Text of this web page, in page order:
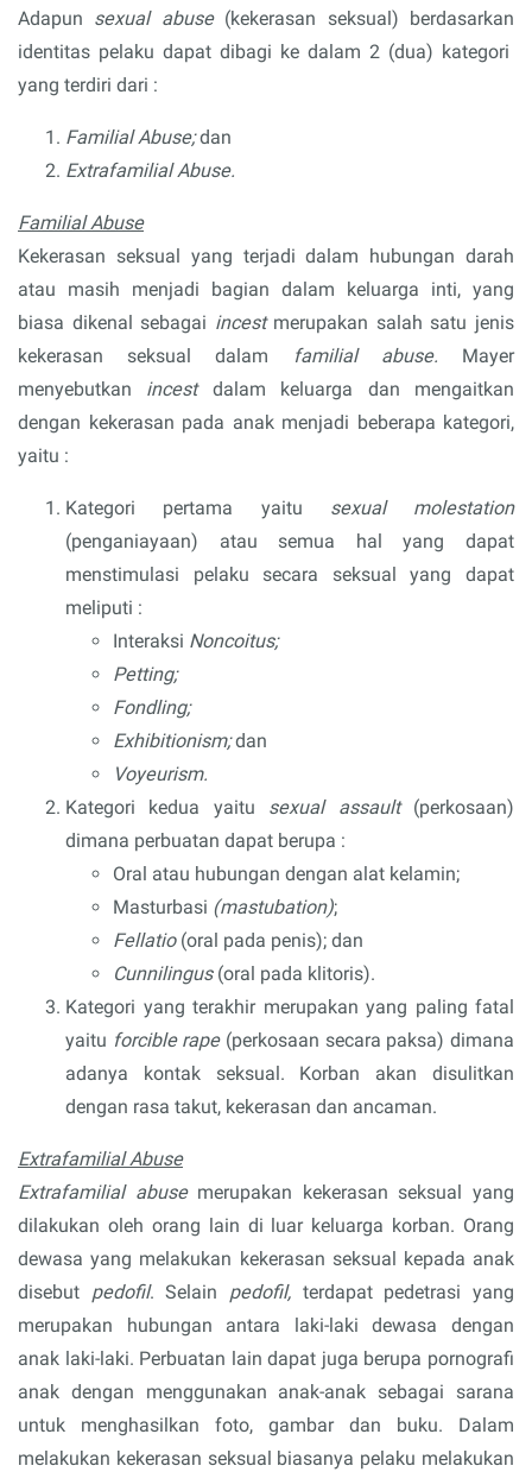
Adapun sexual abuse(kekerasan seksual) berdasarkan
identitas pelaku dapat dibagi ke dalam 2 (dua) kategori
yang terdiri dari :
Familial Abuse;dan
Extrafamilial Abuse.
Familial Abuse
Kekerasan seksual yang terjadi dalam hubungan darah
atau masih menjadi bagian dalam keluarga inti, yang
biasa dikenal sebagai incest merupakan salah satu jenis
kekerasan seksual dalam
familial abuse. Mayer
menyebutkan incest dalam keluarga dan mengaitkan
dengan kekerasan pada anak menjadi beberapa kategori,
yaitu :
Kategori pertama yaitu sexual molestation
(penganiayaan) atau semua hal yang dapat
menstimulasi pelaku secara seksual yang dapat
meliputi :
Interaksi Noncoitus;
Petting;
Fondling;
Exhibitionism;dan
Voyeurism.
Kategori kedua yaitu sexual assault(perkosaan)
dimana perbuatan dapat berupa :
Oral atau hubungan dengan alat kelamin;
Masturbasi (mastubation);
Fellatio (oral pada penis); dan
Cunnilingus (oral pada klitoris).
Kategori yang terakhir merupakan yang paling fatal
yaitu forcible rape(perkosaan secara paksa) dimana
adanya kontak seksual. Korban akan disulitkan
dengan rasa takut, kekerasan dan ancaman.
Extrafamilial Abuse
Extrafamilial abusemerupakan kekerasan seksual yang
dilakukan oleh orang lain di luar keluarga korban. Orang
dewasa yang melakukan kekerasan seksual kepada anak
disebut pedofil. Selain pedofil, terdapat pedetrasi yang
merupakan hubungan antara laki-laki dewasa dengan
anak laki-laki. Perbuatan lain dapat juga berupa pornografi
anak dengan menggunakan anak-anak sebagai sarana
untuk menghasilkan foto, gambar dan buku. Dalam
melakukan kekerasan seksual biasanya pelaku melakukan